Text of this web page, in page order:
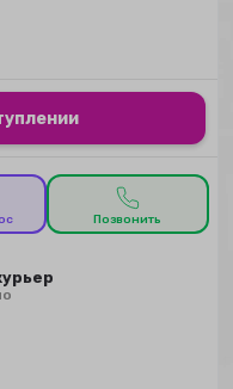
Позвонить